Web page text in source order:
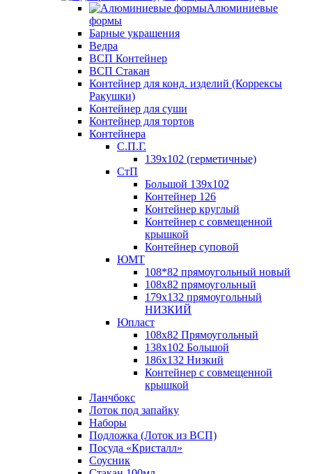
Алюминиевые
формы
Барные украшения
Ведра
ВСП Контейнер
ВСП Стакан
Контейнер для конд. изделий (Коррексы
Ракушки)
Контейнер для суши
Контейнер для тортов
Контейнера
С.П.Г.
139х102 (герметичные)
СтП
Большой 139х102
Контейнер 126
Контейнер круглый
Контейнер с совмещенной
крышкой
Контейнер суповой
ЮМТ
108*82 прямоугольный новый
108х82 прямоугольный
179х132 прямоугольный
НИЗКИЙ
Юпласт
108х82 Прямоугольный
138х102 Большой
186х132 Низкий
Контейнер с совмещенной
крышкой
Ланчбокс
Лоток под запайку
Наборы
Подложка (Лоток из ВСП)
Посуда «Кристалл»
Соусник